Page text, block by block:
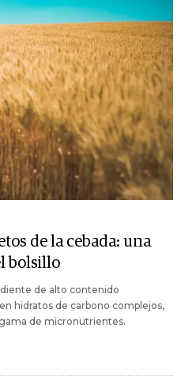
de la cebada: una
bolsillo
de alto contenido
hidratos de carbono complejos,
de micronutrientes.